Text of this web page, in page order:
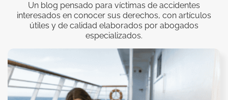
Un blog pensado para víctimas de accidentes
interesados en conocer sus derechos, con artículos
útiles y de calidad elaborados por abogados
especializados.